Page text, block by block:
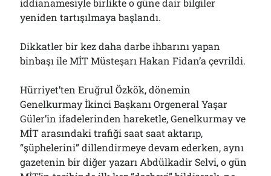
15 Temmuz Soruları… Nasuh Mahruki’nin “Suçu”!..
03/08/2026
Er Gaziler 20 Gün Sonra Gelen MSB Heyetine Böyle İsyan Etti:“Bizi
Teröristlere G……yle Güldürdünüz”
01/08/2026
Arşivler
Arşivler
iddianamesiyle birlikte o güne dair bilgiler
yeniden tartışılmaya başlandı.
Dikkatler bir kez daha darbe ihbarını yapan
binbaşı ile MİT Müsteşarı Hakan Fidan’a çevrildi.
Hürriyet’ten Eruğrul Özkök, dönemin
Genelkurmay İkinci Başkanı Orgeneral Yaşar
Güler’in ifadelerinden hareketle, Genelkurmay ve
MİT arasındaki trafiği saat saat aktarıp,
“şüphelerini” dillendirmeye devam ederken, aynı
gazetenin bir diğer yazarı Abdülkadir Selvi, o gün